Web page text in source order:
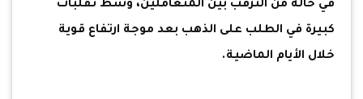
في حالة من الترقب بين المتعاملين، وسط تقلبات
كبيرة في الطلب على الذهب بعد موجة ارتفاع قوية
خلال الأيام الماضية.